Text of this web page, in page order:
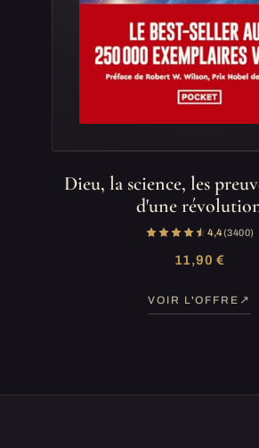
Dieu, la science, les
d'une
4,4(3 400)
11,90 €
VOIR L'OFFRE